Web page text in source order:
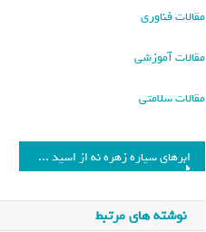
مقالات فناوری
مقالات آموزشی
مقالات سلامتی
ابرهای سیاره زهره نه از اسید سولفوریک بلکه از آب تشکیل شده‌اند
نوشته های مرتبط